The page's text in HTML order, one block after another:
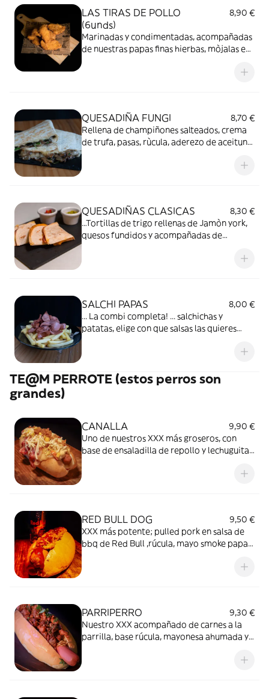
LAS TIRAS DE POLLO
(6unds)
8,90 €
Marinadas y condimentadas, acompañadas
de nuestras papas finas hierbas, mòjalas en
QUESADIÑA FUNGI
8,70 €
Rellena de champiñones salteados, crema
de trufa, pasas, rùcula, aderezo de aceituna
QUESADIÑAS CLASICAS
8,30 €
…Tortillas de trigo rellenas de Jamòn york,
quesos fundidos y acompañadas de
SALCHI PAPAS
8,00 €
... La combi completa! ... salchichas y
patatas, elige con que salsas las quieres
TE@M PERROTE (estos perros son
grandes)
CANALLA
9,90 €
Uno de nuestros XXX más groseros, con
base de ensaladilla de repollo y lechuguita,
fundidos, papas paja, cebolla crispy, mayo
RED BULL DOG
9,50 €
XXX más potente; pulled pork en salsa de
bbq de Red Bull ,rúcula, mayo smoke papas
PARRIPERRO
9,30 €
Nuestro XXX acompañado de carnes a la
parrilla, base rúcula, mayonesa ahumada y